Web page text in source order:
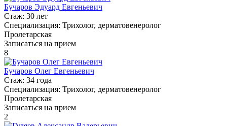
Бучаров Эдуард Евгеньевич
Стаж: 30 лет
Специализация: Трихолог, дерматовенеролог
Пролетарская
Записаться на прием
8
Бучаров Олег Евгеньевич
Стаж: 34 года
Специализация: Трихолог, дерматовенеролог
Пролетарская
Записаться на прием
2